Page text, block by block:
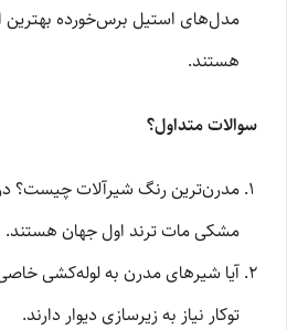
مدل‌های استیل برس‌خورده بهترین
هستند.
سوالات متداول؟
مدرن‌ترین رنگ شیرآلات چیست؟
مشکی مات ترند اول جهان هستند.
آیا شیرهای مدرن به لوله‌کشی
توکار نیاز به زیرسازی دیوار دارند.